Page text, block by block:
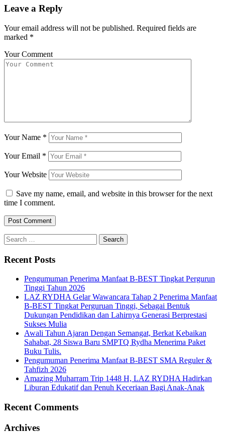
Leave a Reply
Your email address will not be published. Required fields are
marked *
Your Comment
Your Name *
Your Email *
Your Website
Save my name, email, and website in this browser for the next
time I comment.
Search
for:
Recent Posts
Pengumuman Penerima Manfaat B-BEST Tingkat Pergurun
Tinggi Tahun 2026
LAZ RYDHA Gelar Wawancara Tahap 2 Penerima Manfaat
B-BEST Tingkat Perguruan Tinggi, Sebagai Bentuk
Dukungan Pendidikan dan Lahirnya Generasi Berprestasi
Sukses Mulia
Awali Tahun Ajaran Dengan Semangat, Berkat Kebaikan
Sahabat, 28 Siswa Baru SMPTQ Rydha Menerima Paket
Buku Tulis.
Pengumuman Penerima Manfaat B-BEST SMA Reguler &
Tahfizh 2026
Amazing Muharram Trip 1448 H, LAZ RYDHA Hadirkan
Liburan Edukatif dan Penuh Keceriaan Bagi Anak-Anak
Recent Comments
Archives